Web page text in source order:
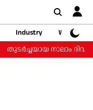
Industry
Web
തുടർച്ചയായ നാലാം